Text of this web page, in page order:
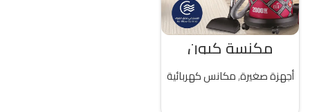
مكنسة كيون
كهربائية 25 لتر 2000واط تركىأجهزة صغيرة,مكانس كهربائية